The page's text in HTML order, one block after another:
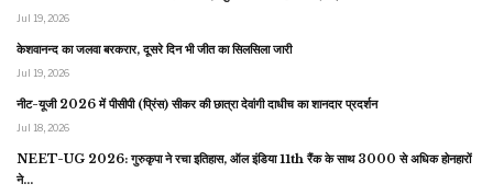
Jul 19, 2026
केशवानन्द का जलवा बरकरार, दूसरे दिन भी जीत का सिलसिला जारी
Jul 19, 2026
नीट-यूजी 2026 में पीसीपी (प्रिंस) सीकर की छात्रा देवांगी दाधीच का शानदार प्रदर्शन
Jul 18, 2026
NEET-UG 2026: गुरुकृपा ने रचा इतिहास, ऑल इंडिया 11th रैंक के साथ 3000 से अधिक होनहारों
ने…